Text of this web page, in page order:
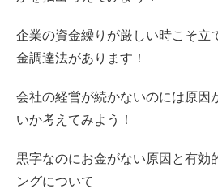
企業の資金繰りが厳しい時こそ立
金調達法があります！
会社の経営が続かないのには原因
いか考えてみよう！
黒字なのにお金がない原因と有効
ングについて